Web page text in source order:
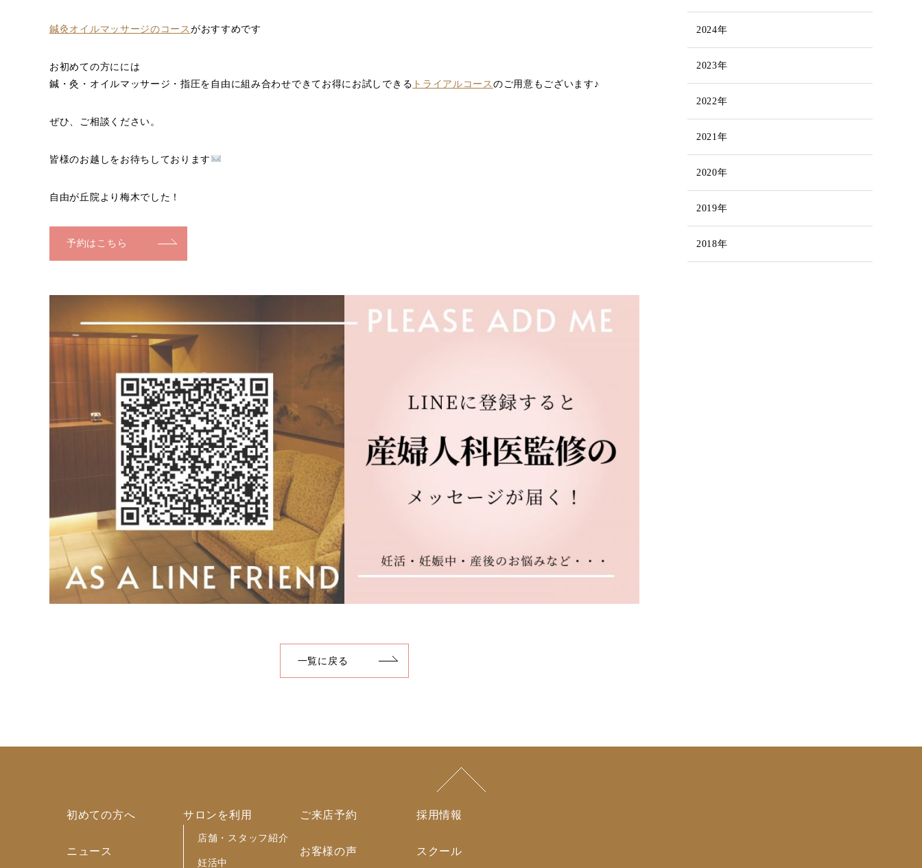
鍼灸オイルマッサージのコース がおすすめです
お初めての方にには
鍼・灸・オイルマッサージ・指圧を自由に組み合わせできてお得にお試しできる トライアルコース のご用意もございます♪
ぜひ、ご相談ください。
皆様のお越しをお待ちしております
自由が丘院より梅木でした！
予約はこちら
一覧に戻る
2024年
2023年
2022年
2021年
2020年
2019年
2018年
初めての方へ
ニュース
サロンを利用
店舗・スタッフ紹介
妊活中
ご来店予約
お客様の声
採用情報
スクール